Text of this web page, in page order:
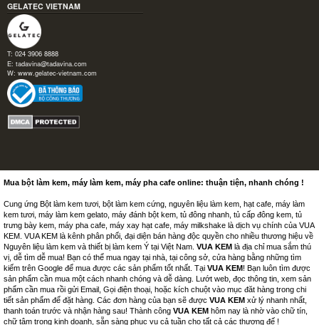
GELATEC VIETNAM
T: 024 3906 8888
E: tadavina@tadavina.com
W: www.gelatec-vietnam.com
Mua bột làm kem, máy làm kem, máy pha cafe online: thuận tiện, nhanh chóng !
Cung ứng Bột làm kem tươi, bột làm kem cứng, nguyên liệu làm kem, hạt cafe, máy làm
kem tươi, máy làm kem gelato, máy đánh bột kem, tủ đông nhanh, tủ cấp đông kem, tủ
trưng bày kem, máy pha cafe, máy xay hạt cafe, máy milkshake là dịch vụ chính của VUA
KEM. VUA KEM là kênh phân phối, đại diện bán hàng độc quyền cho nhiều thương hiệu về
Nguyên liệu làm kem và thiết bị làm kem Ý tại Việt Nam. VUA KEM là địa chỉ mua sắm thú
vị, dễ tìm dễ mua! Bạn có thể mua ngay tại nhà, tại công sở, cửa hàng bằng những tìm
kiếm trên Google để mua được các sản phẩm tốt nhất. Tại VUA KEM ! Bạn luôn tìm được
sản phẩm cần mua một cách nhanh chóng và dễ dàng. Lướt web, đọc thông tin, xem sản
phẩm cần mua rồi gửi Email, Gọi điện thoại, hoặc kích chuột vào mục đăt hàng trong chi
tiết sản phẩm để đặt hàng. Các đơn hàng của bạn sẽ được VUA KEM xử lý nhanh nhất,
thanh toán trước và nhận hàng sau! Thành công VUA KEM hôm nay là nhờ vào chữ tín,
chữ tâm trong kinh doanh, sẵn sàng phục vụ cả tuần cho tất cả các thượng đế !